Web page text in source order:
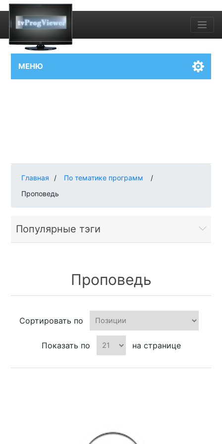
МЕНЮ
Главная / По тематике программ
/
Проповедь
Популярные тэги
Проповедь
Сортировать по
Показать по на странице